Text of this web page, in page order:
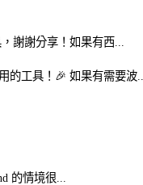
謝謝分享！如果有西...
的工具！🎉 如果有需要波
的情境很...